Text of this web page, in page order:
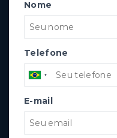
Nome
Telefone
E-mail